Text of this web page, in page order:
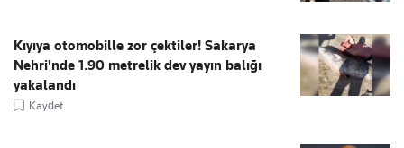
Kıyıya otomobille zor çektiler! Sakarya
Nehri'nde 1.90 metrelik dev yayın balığı
yakalandı
Kaydet